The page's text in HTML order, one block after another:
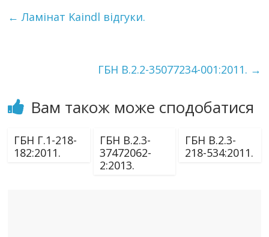
← Ламінат Kaindl відгуки.
ГБН В.2.2-35077234-001:2011. →
Вам також може сподобатися
ГБН Г.1-218-
182:2011.
ГБН В.2.3-
37472062-
2:2013.
ГБН В.2.3-
218-534:2011.